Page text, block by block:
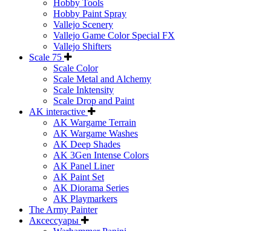
Hobby Tools
Hobby Paint Spray
Vallejo Scenery
Vallejo Game Color Special FX
Vallejo Shifters
Scale 75
Scale Color
Scale Metal and Alchemy
Scale Inktensity
Scale Drop and Paint
AK interactive
AK Wargame Terrain
AK Wargame Washes
AK Deep Shades
AK 3Gen Intense Colors
AK Panel Liner
AK Paint Set
AK Diorama Series
AK Playmarkers
The Army Painter
Аксессуары